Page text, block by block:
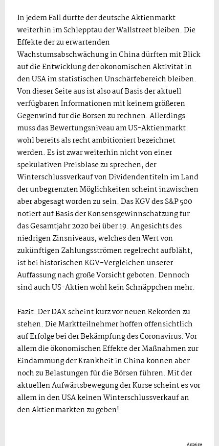
In jedem Fall dürfte der deutsche Aktienmarkt
weiterhin im Schlepptau der Wallstreet bleiben. Die
Effekte der zu erwartenden
Wachstumsabschwächung in China dürften mit Blick
auf die Entwicklung der ökonomischen Aktivität in
den USA im statistischen Unschärfebereich bleiben.
Von dieser Seite aus ist also auf Basis der aktuell
verfügbaren Informationen mit keinem größeren
Gegenwind für die Börsen zu rechnen. Allerdings
muss das Bewertungsniveau am US-Aktienmarkt
wohl bereits als recht ambitioniert bezeichnet
werden. Es ist zwar weiterhin nicht von einer
spekulativen Preisblase zu sprechen, der
Winterschlussverkauf von Dividendentiteln im Land
der unbegrenzten Möglichkeiten scheint inzwischen
aber abgesagt worden zu sein. Das KGV des S&P 500
notiert auf Basis der Konsensgewinnschätzung für
das Gesamtjahr 2020 bei über 19. Angesichts des
niedrigen Zinsniveaus, welches den Wert von
zukünftigen Zahlungsströmen regelrecht aufbläht,
ist bei historischen KGV-Vergleichen unserer
Auffassung nach große Vorsicht geboten. Dennoch
sind auch US-Aktien wohl kein Schnäppchen mehr.
Fazit: Der DAX scheint kurz vor neuen Rekorden zu
stehen. Die Marktteilnehmer hoffen offensichtlich
auf Erfolge bei der Bekämpfung des Coronavirus. Vor
allem die ökonomischen Effekte der Maßnahmen zur
Eindämmung der Krankheit in China können aber
noch zu Belastungen für die Börsen führen. Mit der
aktuellen Aufwärtsbewegung der Kurse scheint es vor
allem in den USA keinen Winterschlussverkauf an
den Aktienmärkten zu geben!
Anzeige